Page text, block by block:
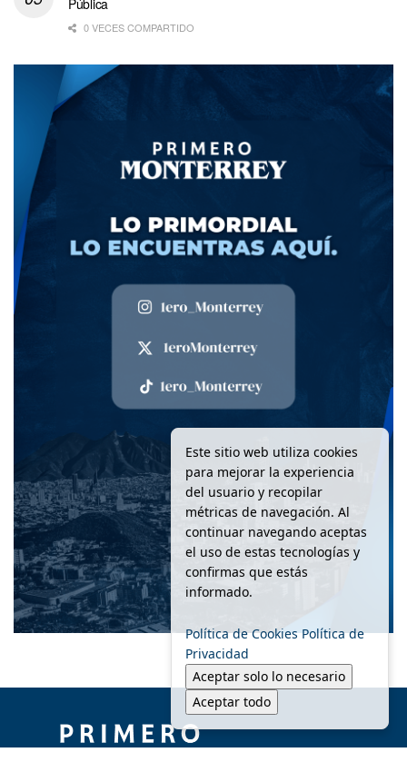
0 VECES COMPARTIDO
Este sitio web utiliza cookies
para mejorar la experiencia
del usuario y recopilar
métricas de navegación. Al
continuar navegando aceptas
el uso de estas tecnologías y
confirmas que estás
informado.
Política de Cookies Política de
Privacidad
Aceptar solo lo necesario
Aceptar todo